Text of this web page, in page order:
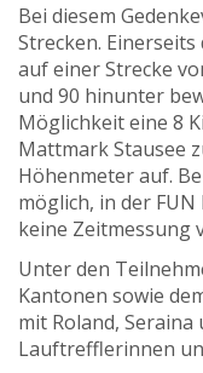
Bei diesem
Strecken.
auf einer Strecke
und 90 hinunter
Möglichkeit eine 8
Mattmark Stausee
Höhenmeter auf.
möglich, in der
keine Zeitmessung
Unter den
Kantonen sowie
mit Roland,
Lauftrefflerinnen